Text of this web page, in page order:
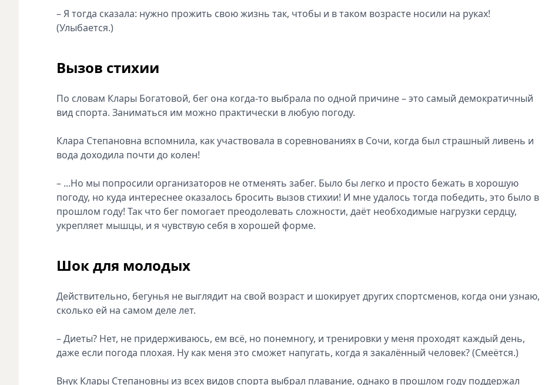
– Я тогда сказала: нужно прожить свою жизнь так, чтобы и в таком возрасте носили на руках!
(Улыбается.)
Вызов стихии
По словам Клары Богатовой, бег она когда-то выбрала по одной причине – это самый демократичный
вид спорта. Заниматься им можно практически в любую погоду.
Клара Степановна вспомнила, как участвовала в соревнованиях в Сочи, когда был страшный ливень и
вода доходила почти до колен!
– ...Но мы попросили организаторов не отменять забег. Было бы легко и просто бежать в хорошую
погоду, но куда интереснее оказалось бросить вызов стихии! И мне удалось тогда победить, это было в
прошлом году! Так что бег помогает преодолевать сложности, даёт необходимые нагрузки сердцу,
укрепляет мышцы, и я чувствую себя в хорошей форме.
Шок для молодых
Действительно, бегунья не выглядит на свой возраст и шокирует других спортсменов, когда они узнаю,
сколько ей на самом деле лет.
– Диеты? Нет, не придерживаюсь, ем всё, но понемногу, и тренировки у меня проходят каждый день,
даже если погода плохая. Ну как меня это сможет напугать, когда я закалённый человек? (Смеётся.)
Внук Клары Степановны из всех видов спорта выбрал плавание, однако в прошлом году поддержал